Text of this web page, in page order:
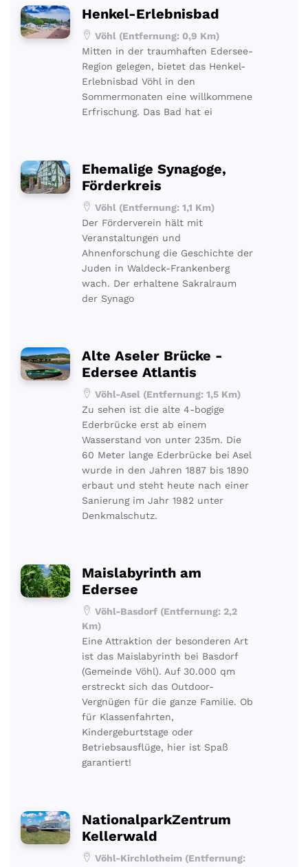
Henkel-Erlebnisbad
Vöhl (Entfernung: 0,9 Km)
Mitten in der traumhaften Edersee-
Region gelegen, bietet das Henkel-
Erlebnisbad Vöhl in den
Sommermonaten eine willkommene
Erfrischung. Das Bad hat ei
Ehemalige Synagoge,
Förderkreis
Vöhl (Entfernung: 1,1 Km)
Der Förderverein hält mit
Veranstaltungen und
Ahnenforschung die Geschichte der
Juden in Waldeck-Frankenberg
wach. Der erhaltene Sakralraum
der Synago
Alte Aseler Brücke -
Edersee Atlantis
Vöhl-Asel (Entfernung: 1,5 Km)
Zu sehen ist die alte 4-bogige
Ederbrücke erst ab einem
Wasserstand von unter 235m. Die
60 Meter lange Ederbrücke bei Asel
wurde in den Jahren 1887 bis 1890
erbaut und steht heute nach einer
Sanierung im Jahr 1982 unter
Denkmalschutz.
Maislabyrinth am
Edersee
Vöhl-Basdorf (Entfernung: 2,2
Km)
Eine Attraktion der besonderen Art
ist das Maislabyrinth bei Basdorf
(Gemeinde Vöhl). Auf 30.000 qm
erstreckt sich das Outdoor-
Vergnügen für die ganze Familie. Ob
für Klassenfahrten,
Kindergeburtstage oder
Betriebsausflüge, hier ist Spaß
garantiert!
NationalparkZentrum
Kellerwald
Vöhl-Kirchlotheim (Entfernung: